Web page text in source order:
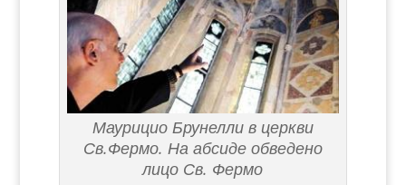
Маурицио Брунелли в церкви
Св.Фермо. На абсиде обведено
лицо Св. Фермо